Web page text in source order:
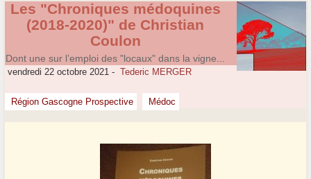
Les "Chroniques médoquines
(2018-2020)" de Christian
Coulon
Dont une sur l’emploi des "locaux" dans la vigne...
vendredi 22 octobre 2021 - Tederic MERGER
Région Gascogne Prospective Médoc